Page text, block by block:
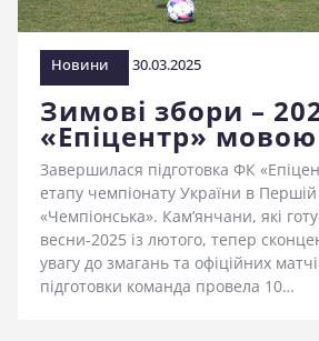
Новини 30.03.2025
Зимові збори –
«Епіцентр»
Завершилася підготовка ФК
етапу чемпіонату України в Першій
«Чемпіонська». Кам’янчани, які
весни-2025 із лютого, тепер
увагу до змагань та офіційних
підготовки команда провела 10…